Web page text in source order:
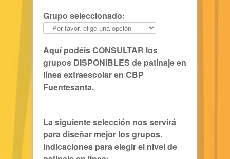
Grupo seleccionado:
Aquí podéisCONSULTAR los
grupos DISPONIBLES de patinaje en
línea extraescolar en CBP
Fuentesanta.
La siguiente selección nos servirá
para diseñar mejor los grupos.
Indicaciones para elegir el nivel de